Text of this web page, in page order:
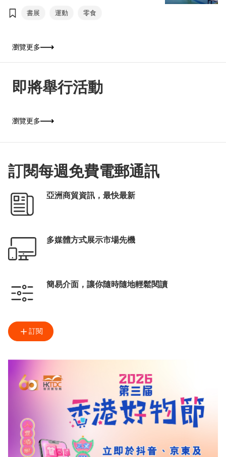
日（星期三至星期二）於香港會議展覽中心舉
（7月15日）上午11時將舉行開幕典禮，由香
主禮嘉賓及致開幕辭，香港貿易發展局主席馬
今年書展以「從香港閱讀世界：文創傳承．旅
「揭開文學心度遊」為主題，以「本地眼」和
有多組互動裝置，按參觀者的性格及喜好推薦
跨越地域的文學之旅。
書展 運動 零食
瀏覽更多
即將舉行活動
瀏覽更多
訂閱每週免費電郵通訊
亞洲商貿資訊，最快最新
多媒體方式展示市場先機
簡易介面，讓你隨時隨地輕鬆閱讀
訂閱